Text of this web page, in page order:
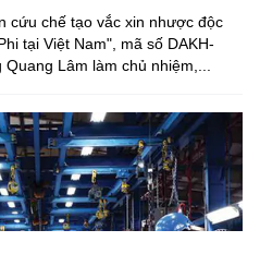
cứu chế tạo vắc xin nhược độc
tại Việt Nam", mã số DAKH-
Lâm làm chủ nhiệm,...